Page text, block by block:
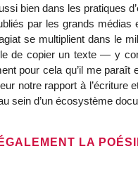
bien dans les pratiques
par les grands médias
se multiplient dans le
de copier un texte — y
pour cela qu’il me
notre rapport à
sein d’un écosystème
LA